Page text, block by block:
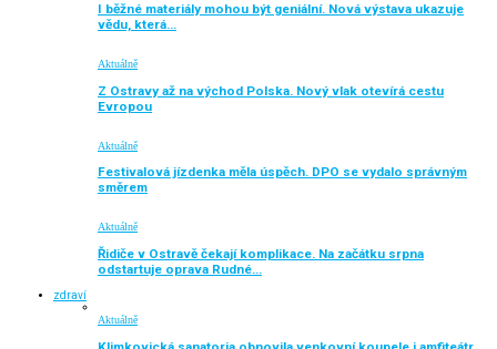
I běžné materiály mohou být geniální. Nová výstava ukazuje
vědu, která…
Aktuálně
Z Ostravy až na východ Polska. Nový vlak otevírá cestu
Evropou
Aktuálně
Festivalová jízdenka měla úspěch. DPO se vydalo správným
směrem
Aktuálně
Řidiče v Ostravě čekají komplikace. Na začátku srpna
odstartuje oprava Rudné…
zdraví
Aktuálně